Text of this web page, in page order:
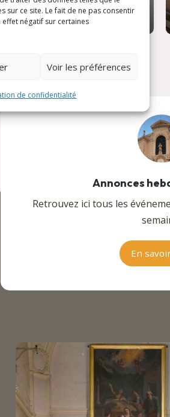
sur ce site. Le fait de ne pas consentir
négatif sur certaines
Voir les préférences
de confidentialité
Horaires d'été
Annonces
Retrouvez ici tous les
En